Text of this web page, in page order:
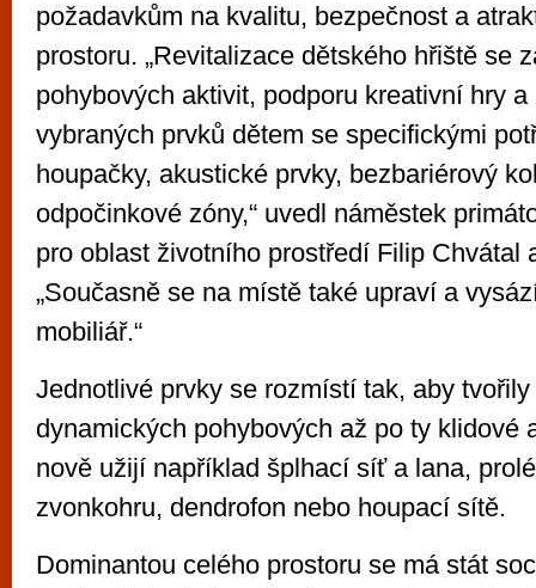
požadavkům na kvalitu, bezpečnost a
prostoru. „Revitalizace dětského hřiště se
pohybových aktivit, podporu kreativní hry
vybraných prvků dětem se specifickými
houpačky, akustické prvky, bezbariérový
odpočinkové zóny,“ uvedl náměstek
pro oblast životního prostředí Filip Chvátal
„Současně se na místě také upraví a
mobiliář.“
Jednotlivé prvky se rozmístí tak, aby
dynamických pohybových až po ty klidové
nově užijí například šplhací síť a lana,
zvonkohru, dendrofon nebo houpací sítě.
Dominantou celého prostoru se má stát